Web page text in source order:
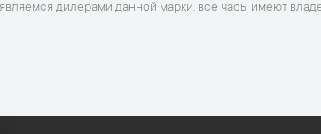
дилерами данной марки, все часы имеют